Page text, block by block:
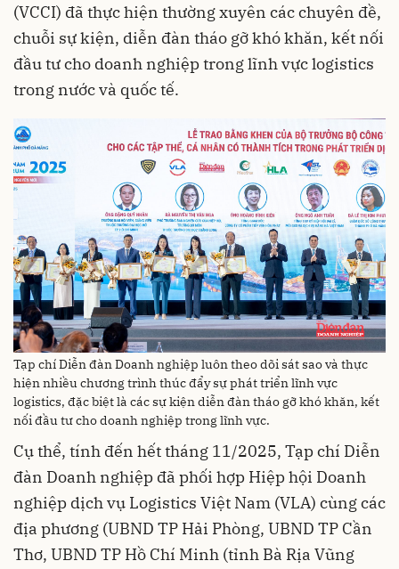
(VCCI) đã thực hiện thường xuyên các chuyên đề,
chuỗi sự kiện, diễn đàn tháo gỡ khó khăn, kết nối
đầu tư cho doanh nghiệp trong lĩnh vực logistics
trong nước và quốc tế.
Tạp chí Diễn đàn Doanh nghiệp luôn theo dõi sát sao và thực
hiện nhiều chương trình thúc đẩy sự phát triển lĩnh vực
logistics, đặc biệt là các sự kiện diễn đàn tháo gỡ khó khăn, kết
nối đầu tư cho doanh nghiệp trong lĩnh vực.
Cụ thể, tính đến hết tháng 11/2025, Tạp chí Diễn
đàn Doanh nghiệp đã phối hợp Hiệp hội Doanh
nghiệp dịch vụ Logistics Việt Nam (VLA) cùng các
địa phương (UBND TP Hải Phòng, UBND TP Cần
Thơ, UBND TP Hồ Chí Minh (tỉnh Bà Rịa Vũng